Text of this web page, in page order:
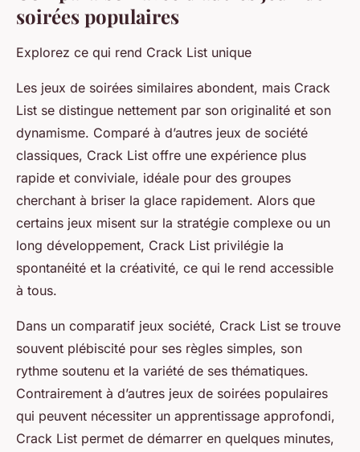
soirées populaires
Explorez ce qui rend Crack List unique
Les jeux de soirées similaires abondent, mais Crack
List se distingue nettement par son originalité et son
dynamisme. Comparé à d’autres jeux de société
classiques, Crack List offre une expérience plus
rapide et conviviale, idéale pour des groupes
cherchant à briser la glace rapidement. Alors que
certains jeux misent sur la stratégie complexe ou un
long développement, Crack List privilégie la
spontanéité et la créativité, ce qui le rend accessible
à tous.
Dans un comparatif jeux société, Crack List se trouve
souvent plébiscité pour ses règles simples, son
rythme soutenu et la variété de ses thématiques.
Contrairement à d’autres jeux de soirées populaires
qui peuvent nécessiter un apprentissage approfondi,
Crack List permet de démarrer en quelques minutes,